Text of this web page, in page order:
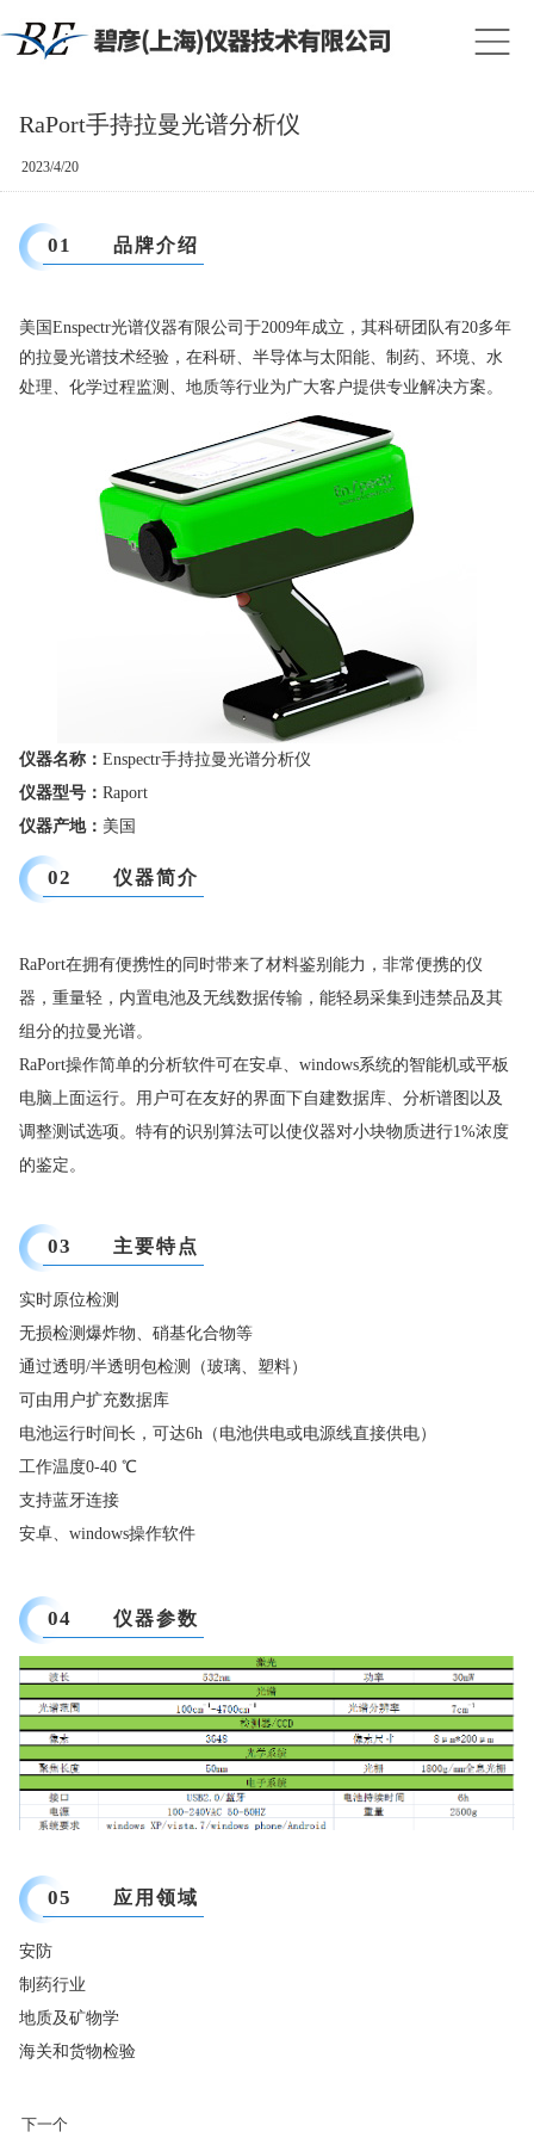
RaPort手持拉曼光谱分析仪
2023/4/20
01 品牌介绍
美国Enspectr光谱仪器有限公司于2009年成立，其科研团队有20多年
的拉曼光谱技术经验，在科研、半导体与太阳能、制药、环境、水
处理、化学过程监测、地质等行业为广大客户提供专业解决方案。
仪器名称： Enspectr手持拉曼光谱分析仪
仪器型号： Raport
仪器产地： 美国
02 仪器简介
RaPort在拥有便携性的同时带来了材料鉴别能力，非常便携的仪
器，重量轻，内置电池及无线数据传输，能轻易采集到违禁品及其
组分的拉曼光谱。
RaPort操作简单的分析软件可在安卓、windows系统的智能机或平板
电脑上面运行。用户可在友好的界面下自建数据库、分析谱图以及
调整测试选项。特有的识别算法可以使仪器对小块物质进行1%浓度
的鉴定。
03 主要特点
实时原位检测
无损检测爆炸物、硝基化合物等
通过透明/半透明包检测（玻璃、塑料）
可由用户扩充数据库
电池运行时间长，可达6h（电池供电或电源线直接供电）
工作温度0-40 ℃
支持蓝牙连接
安卓、windows操作软件
04 仪器参数
05 应用领域
安防
制药行业
地质及矿物学
海关和货物检验
下一个